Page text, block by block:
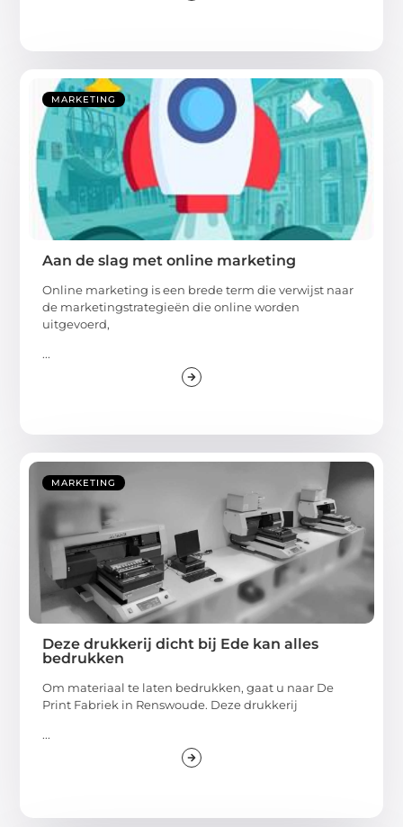
MARKETING
Aan de slag met online marketing
Online marketing is een brede term die verwijst naar
de marketingstrategieën die online worden
uitgevoerd,
...
MARKETING
Deze drukkerij dicht bij Ede kan alles
bedrukken
Om materiaal te laten bedrukken, gaat u naar De
Print Fabriek in Renswoude. Deze drukkerij
...